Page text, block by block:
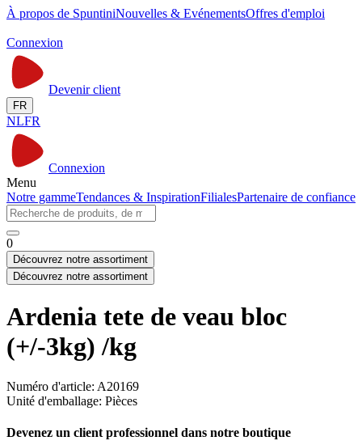
À propos de SpuntiniNouvelles & EvénementsOffres d'emploi
Connexion
Devenir client
FR
NLFR
Connexion
Menu
Notre gammeTendances & InspirationFilialesPartenaire de confiance
0
Découvrez notre assortiment
Découvrez notre assortiment
Ardenia tete de veau bloc
(+/-3kg) /kg
Numéro d'article: A20169
Unité d'emballage: Pièces
Devenez un client professionnel dans notre boutique